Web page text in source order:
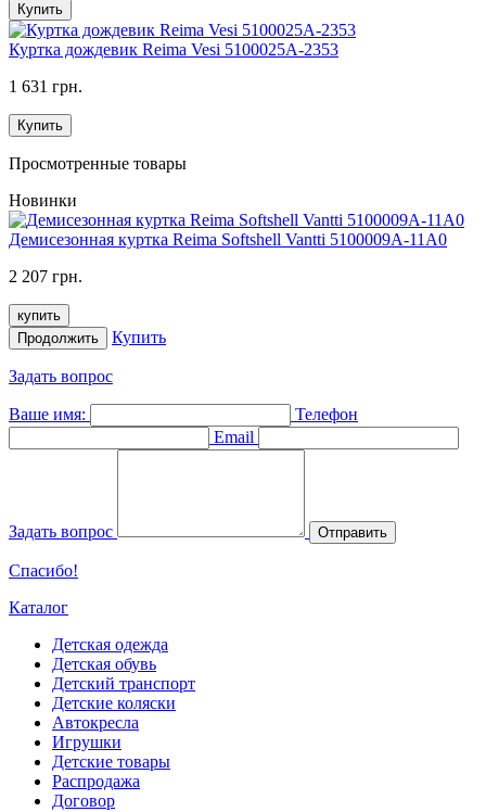
Купить
Куртка дождевик Reimа Vesi 5100025A-2353
1 631 грн.
Купить
Просмотренные товары
Новинки
Демисезонная куртка Reima Softshell Vantti 5100009A-11A0
2 207 грн.
купить
Продолжить
Купить
Задать вопрос
Ваше имя:
Телефон
Email
Задать вопрос Отправить
Спасибо!
Каталог
Детская одежда
Детская обувь
Детский транспорт
Детские коляски
Автокресла
Игрушки
Детские товары
Распродажа
Договор